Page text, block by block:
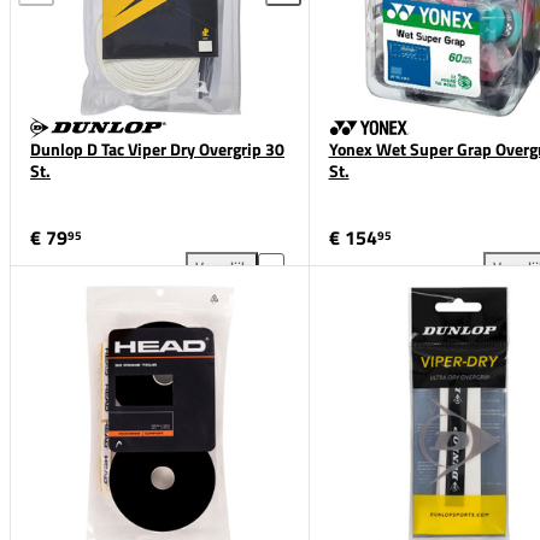
Dunlop D Tac Viper Dry Overgrip 30
St.
€ 7995
Vergelijk
Dunlop D Tac Viper Dry Overgrip 30 St. toevoegen
Yonex Wet Super Grap
St.
€ 15495